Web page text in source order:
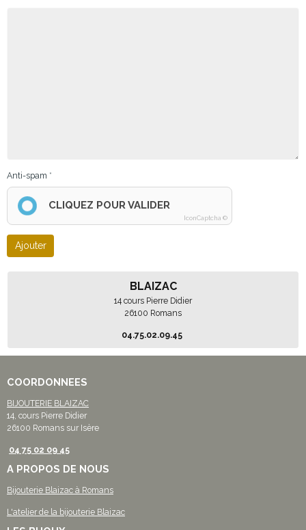
Anti-spam
CLIQUEZ POUR VALIDER
IconCaptcha ©
Ajouter
BLAIZAC
14 cours Pierre Didier
26100 Romans
04.75.02.09.45
COORDONNEES
BIJOUTERIE BLAIZAC
14, cours Pierre Didier
26100 Romans sur Isère
04 75 02 09 45
A PROPOS DE NOUS
Bijouterie Blaizac à Romans
L'atelier de la bijouterie Blaizac